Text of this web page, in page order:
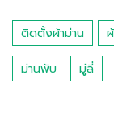
ติดตั้งผ้าม่าน
ม่านพับ มู่ลี่